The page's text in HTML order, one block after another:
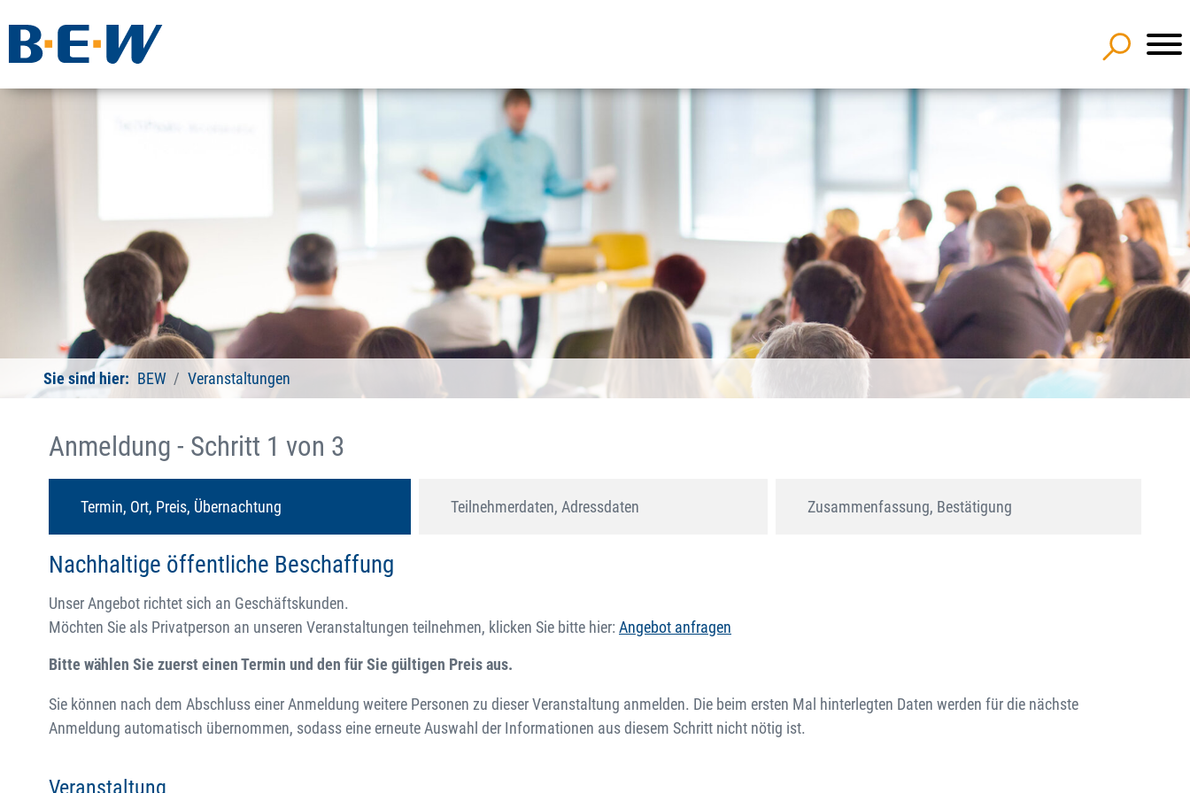
Sie sind hier: BEW Veranstaltungen
Anmeldung - Schritt 1 von 3
Termin, Ort, Preis, Übernachtung Teilnehmerdaten, Adressdaten Zusammenfassung, Bestätigung
Nachhaltige öffentliche Beschaffung
Unser Angebot richtet sich an Geschäftskunden.
Möchten Sie als Privatperson an unseren Veranstaltungen teilnehmen, klicken Sie bitte hier: Angebot anfragen
Bitte wählen Sie zuerst einen Termin und den für Sie gültigen Preis aus.
Sie können nach dem Abschluss einer Anmeldung weitere Personen zu dieser Veranstaltung anmelden. Die beim ersten Mal hinterlegten Daten werden für die nächste
Anmeldung automatisch übernommen, sodass eine erneute Auswahl der Informationen aus diesem Schritt nicht nötig ist.
Veranstaltung